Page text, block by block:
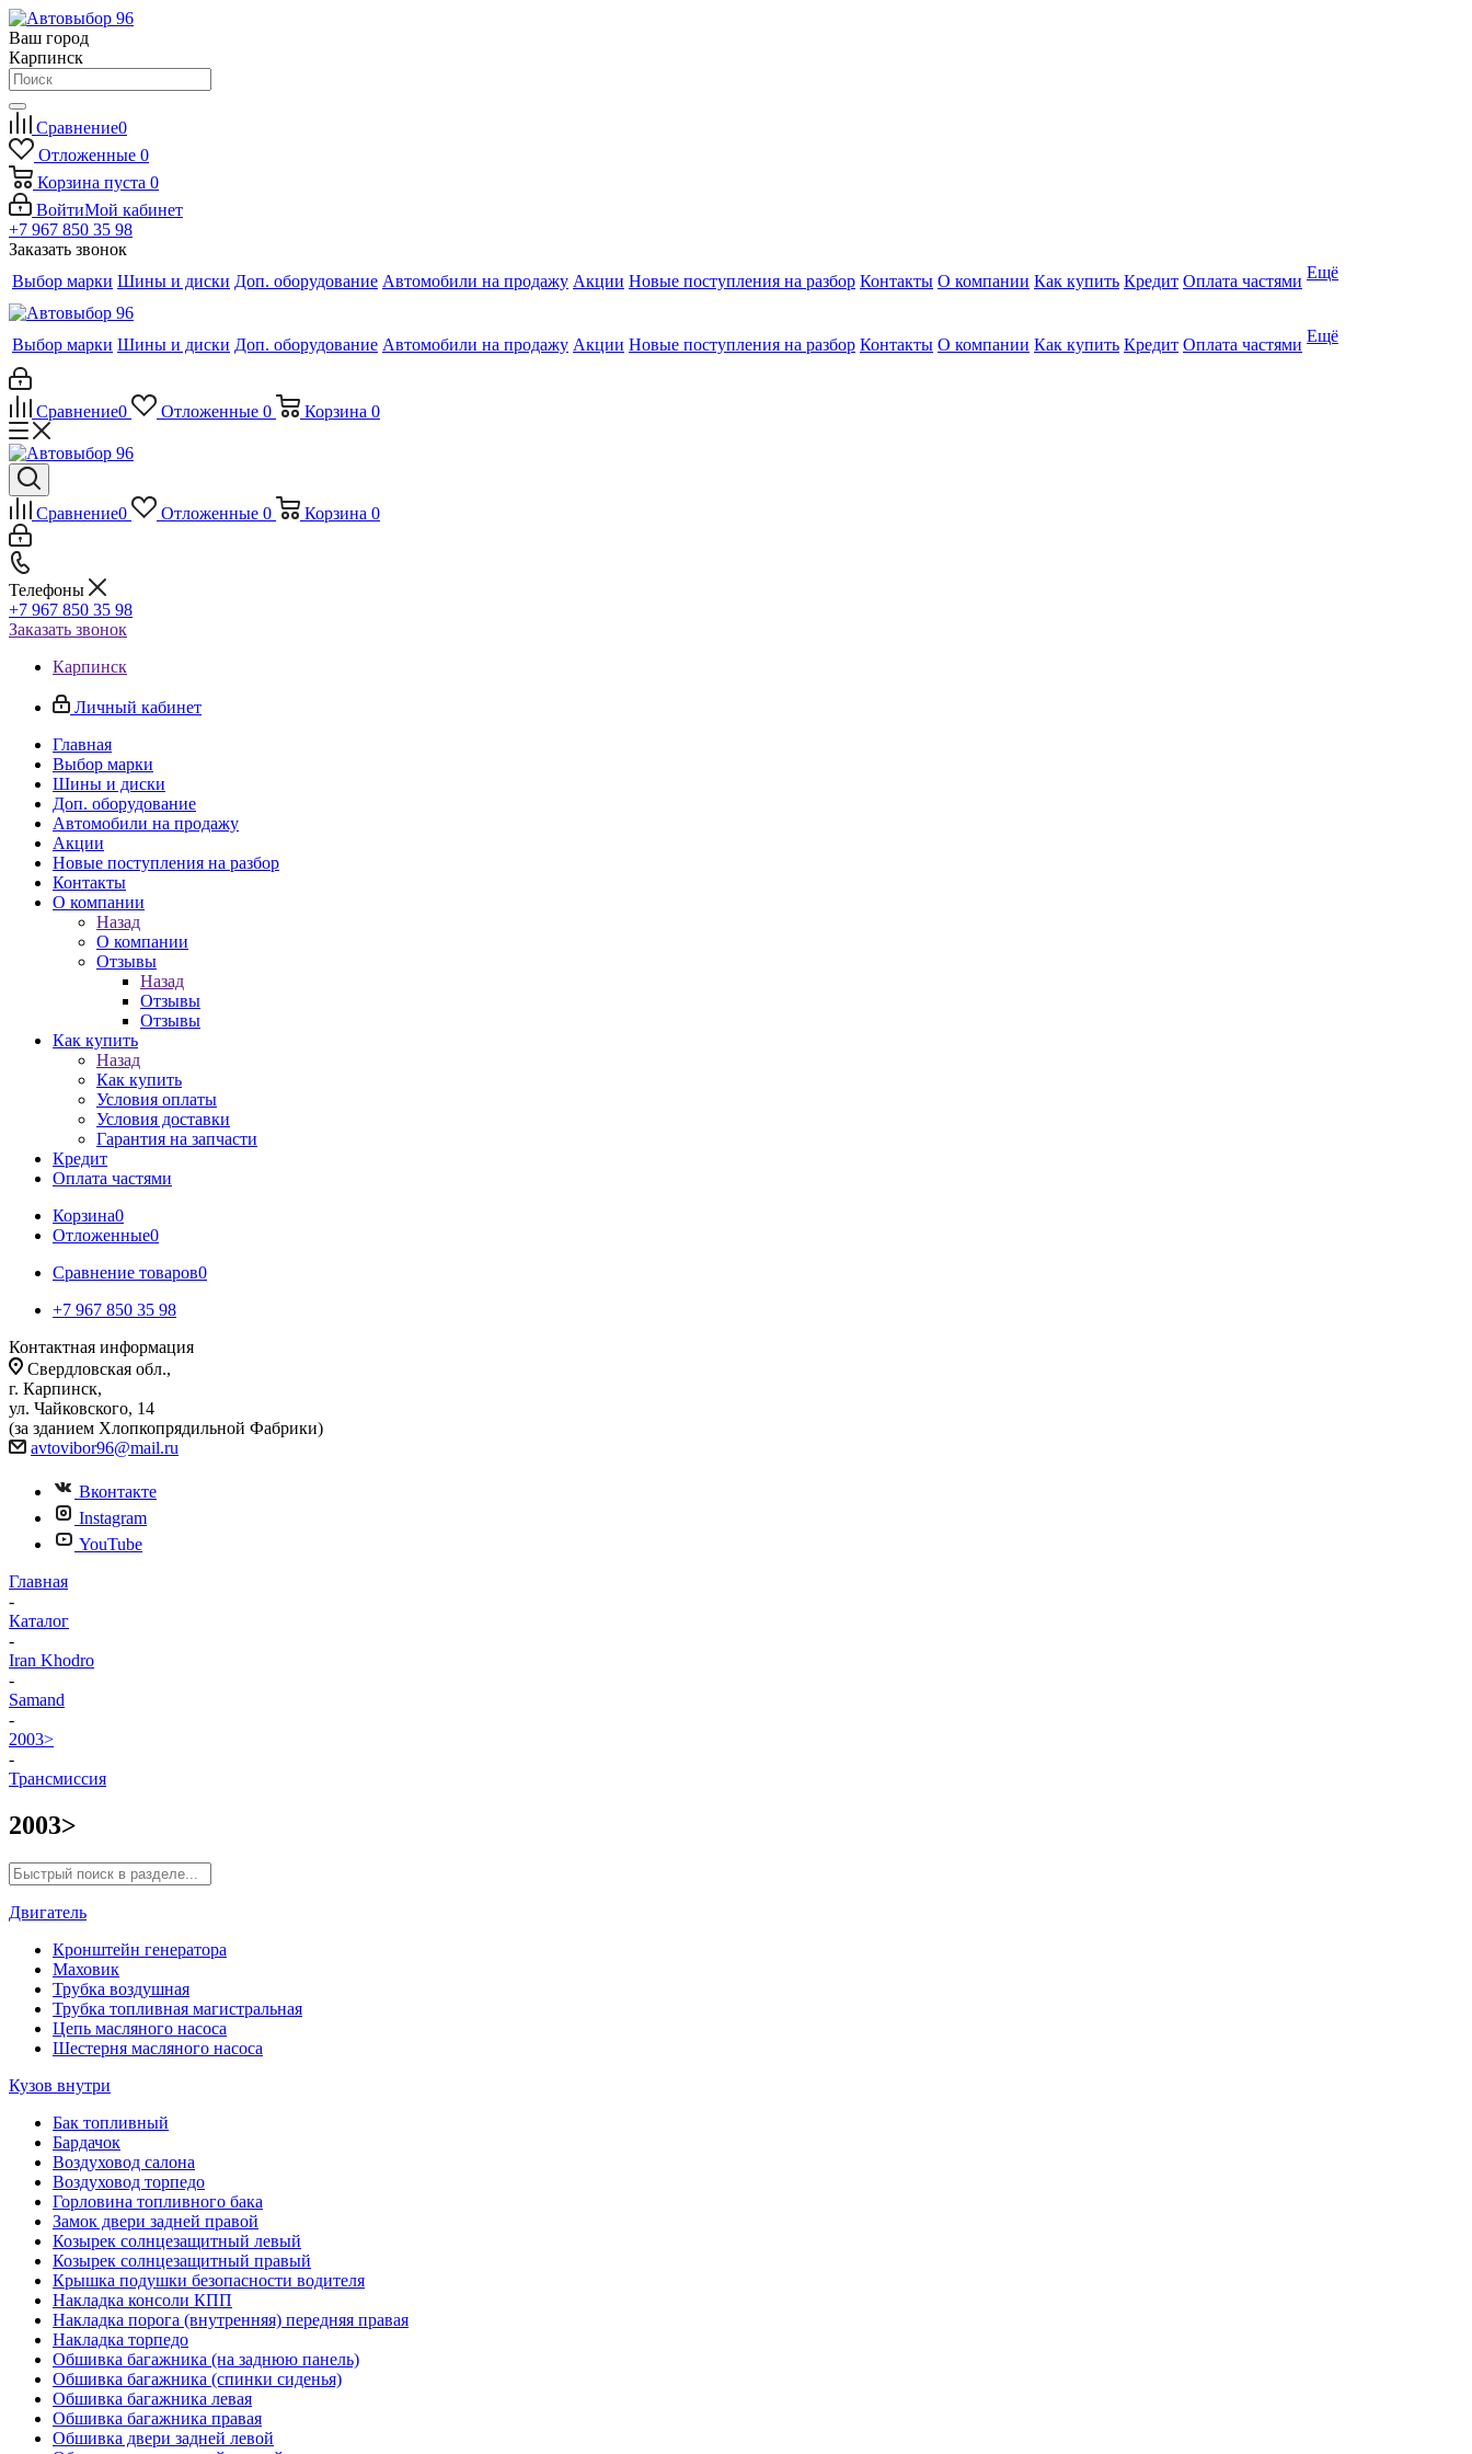
Ваш город
Карпинск
Сравнение0
Отложенные 0
Корзина пуста 0
ВойтиМой кабинет
+7 967 850 35 98
Заказать звонок
Выбор марки Шины и диски Доп. оборудование Автомобили на продажу Акции Новые поступления на разбор Контакты О компании Как купить Кредит Оплата частями Ещё
Выбор марки Шины и диски Доп. оборудование Автомобили на продажу Акции Новые поступления на разбор Контакты О компании Как купить Кредит Оплата частями Ещё
Сравнение0 Отложенные 0 Корзина 0
Сравнение0 Отложенные 0 Корзина 0
Телефоны
+7 967 850 35 98
Заказать звонок
Карпинск
Личный кабинет
Главная
Выбор марки
Шины и диски
Доп. оборудование
Автомобили на продажу
Акции
Новые поступления на разбор
Контакты
О компании
Назад
О компании
Отзывы
Назад
Отзывы
Отзывы
Как купить
Назад
Как купить
Условия оплаты
Условия доставки
Гарантия на запчасти
Кредит
Оплата частями
Корзина0
Отложенные0
Сравнение товаров0
+7 967 850 35 98
Контактная информация
Свердловская обл.,
г. Карпинск,
ул. Чайковского, 14
(за зданием Хлопкопрядильной Фабрики)
avtovibor96@mail.ru
Вконтакте
Instagram
YouTube
Главная
-
Каталог
-
Iran Khodro
-
Samand
-
2003>
-
Трансмиссия
2003>
Двигатель
Кронштейн генератора
Маховик
Трубка воздушная
Трубка топливная магистральная
Цепь масляного насоса
Шестерня масляного насоса
Кузов внутри
Бак топливный
Бардачок
Воздуховод салона
Воздуховод торпедо
Горловина топливного бака
Замок двери задней правой
Козырек солнцезащитный левый
Козырек солнцезащитный правый
Крышка подушки безопасности водителя
Накладка консоли КПП
Накладка порога (внутренняя) передняя правая
Накладка торпедо
Обшивка багажника (на заднюю панель)
Обшивка багажника (спинки сиденья)
Обшивка багажника левая
Обшивка багажника правая
Обшивка двери задней левой